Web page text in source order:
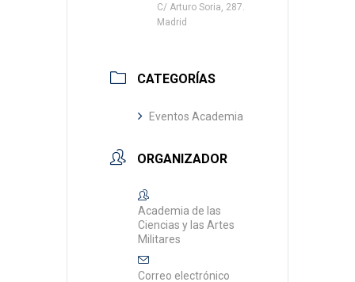
C/ Arturo Soria, 287.
Madrid
CATEGORÍAS
Eventos Academia
ORGANIZADOR
Academia de las
Ciencias y las Artes
Militares
Correo electrónico